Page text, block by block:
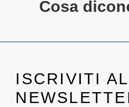
Cosa
ISCRIVITI